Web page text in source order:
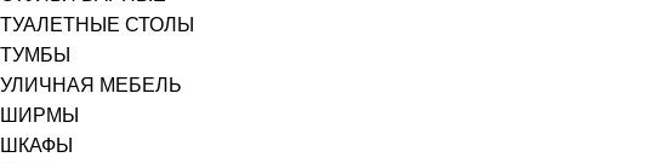
ТУАЛЕТНЫЕ СТОЛЫ
ТУМБЫ
УЛИЧНАЯ МЕБЕЛЬ
ШИРМЫ
ШКАФЫ